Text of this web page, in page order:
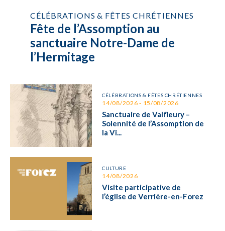
CÉLÉBRATIONS & FÊTES CHRÉTIENNES
Fête de l’Assomption au
sanctuaire Notre-Dame de
l’Hermitage
CÉLÉBRATIONS & FÊTES CHRÉTIENNES
14/08/2026 - 15/08/2026
Sanctuaire de Valfleury –
Solennité de l’Assomption de
la Vi...
CULTURE
14/08/2026
Visite participative de
l’église de Verrière-en-Forez